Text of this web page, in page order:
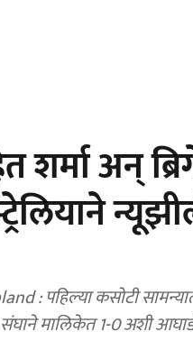
शर्मा अन्
: पहिल्या कसोटी
मालिकेत 1-0 अशी